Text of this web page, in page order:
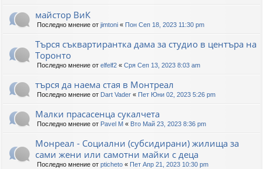
майстор ВиК
Последно мнение от jimtoni « Пон Сеп 18, 2023 11:30 pm
Търся съквартирантка дама за студио в центъра на
Торонто
Последно мнение от elfelf2 « Сря Сеп 13, 2023 8:03 am
търся да наема стая в Монтреал
Последно мнение от Dart Vader « Пет Юни 02, 2023 5:26 pm
Малки прасасенца сукалчета
Последно мнение от Pavel M « Вто Май 23, 2023 8:36 pm
Монреал - Социални (субсидирани) жилища за
сами жени или самотни майки с деца
Последно мнение от pticheto « Пет Апр 21, 2023 10:30 pm